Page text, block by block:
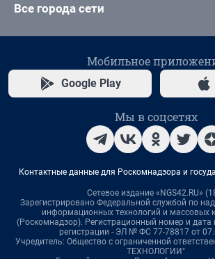
Все города сети
Мобильное
Google Play
Мы в соцсетях
Контактные данные для Роскомнадзора и
Сетевое издание «NGS42.RU»
Зарегистрировано Федеральной службой по
информационных технологий и массовых
(Роскомнадзор). Регистрационный номер и дата
регистрации - ЭЛ № ФС 77-78817 от
Учредитель: Общество с ограниченной
ТЕХНОЛОГИИ"